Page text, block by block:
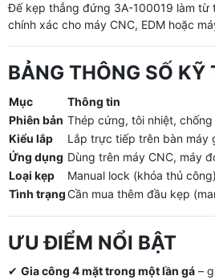
Đế kẹp thẳng đứng 3A-100019 làm từ
chính xác cho máy CNC, EDM hoặc
BẢNG THÔNG SỐ KỸ
Mục
Thông tin
Phiên bản Thép cứng, tôi nhiệt, chống
Kiểu lắp
Lắp trực tiếp trên bàn máy
Ứng dụng Dùng trên máy CNC, máy
Loại kẹp
Manual lock (khóa thủ
Tình trạngCần mua thêm đầu kẹp
ƯU ĐIỂM NỔI BẬT
✔ Gia công 4 mặt trong một lần gá –